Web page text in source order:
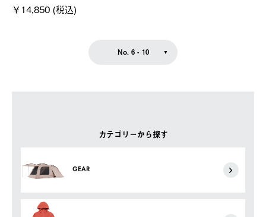
カテゴリーから探す
GEAR
￥14,850 (税込)
No. 6 - 10